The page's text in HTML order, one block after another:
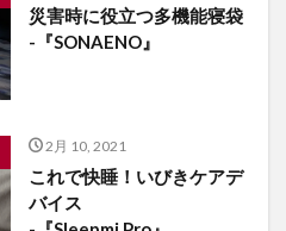
災害時に役立つ多機能寝袋
-『SONAENO』
2月 10, 2021
これで快睡！いびきケアデ
バイス